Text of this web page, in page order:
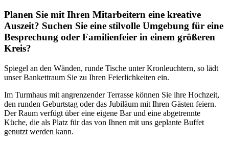
Planen Sie mit Ihren Mitarbeitern eine kreative
Auszeit? Suchen Sie eine stilvolle Umgebung für eine
Besprechung oder Familienfeier in einem größeren
Kreis?
Spiegel an den Wänden, runde Tische unter Kronleuchtern, so lädt
unser Bankettraum Sie zu Ihren Feierlichkeiten ein.
Im Turmhaus mit angrenzender Terrasse können Sie ihre Hochzeit,
den runden Geburtstag oder das Jubiläum mit Ihren Gästen feiern.
Der Raum verfügt über eine eigene Bar und eine abgetrennte
Küche, die als Platz für das von Ihnen mit uns geplante Buffet
genutzt werden kann.